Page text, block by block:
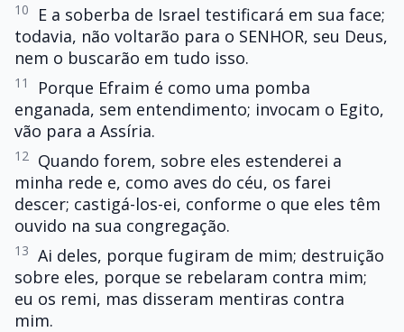
10
E a soberba de Israel testificará em sua face;
todavia, não voltarão para o SENHOR, seu Deus,
nem o buscarão em tudo isso.
11
Porque Efraim é como uma pomba
enganada, sem entendimento; invocam o Egito,
vão para a Assíria.
12
Quando forem, sobre eles estenderei a
minha rede e, como aves do céu, os farei
descer; castigá-los-ei, conforme o que eles têm
ouvido na sua congregação.
13 Ai deles, porque fugiram de mim; destruição
sobre eles, porque se rebelaram contra mim;
eu os remi, mas disseram mentiras contra
mim.